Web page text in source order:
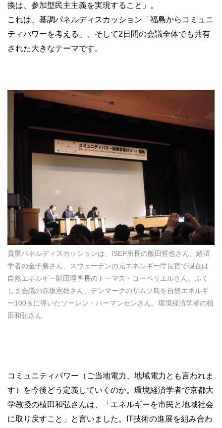
換は、参加型民主主義を実現すること」。
これは、基調パネルディスカッション「福島からコミュニ
ティパワーを考える」、そして2日間の会議全体でも共有
された大きなテーマです。
貴重パネルディスカッションは、ISEP所長の飯田哲也さん、経済
学者の金子勝さん、スウェーデンの元エネルギー庁長官で現在は
自然エネルギー財団理事長のトーマス・コーベリエルさん、ふく
しま会議の赤坂憲雄さん、デンマークのサムソ島を自然エネルギ
ー100％に導いたソーレン・ハーマンセンさん。環境経済学者の植
田和弘さん
コミュニティパワー（ご当地電力、地域電力とも言われま
す）を今後どう定義していくのか。環境経済学者で京都大
学教授の植田和弘さんは、「エネルギーを市民と地域社会
に取り戻すこと」と言いました。IT技術の進展を組み合わ